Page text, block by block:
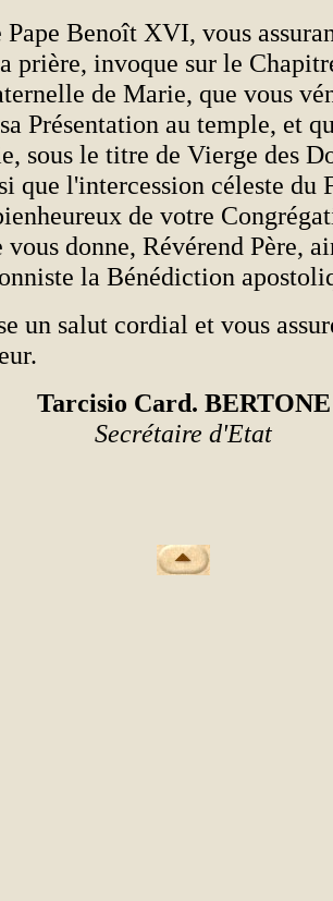
Pape Benoît XVI, vous
prière, invoque sur le
de Marie, que vous
Présentation au temple, et
sous le titre de Vierge des
que l'intercession céleste du
de votre
vous donne, Révérend Père,
la Bénédiction
un salut cordial et vous
Tarcisio Card. BERTONE
Secrétaire d'Etat